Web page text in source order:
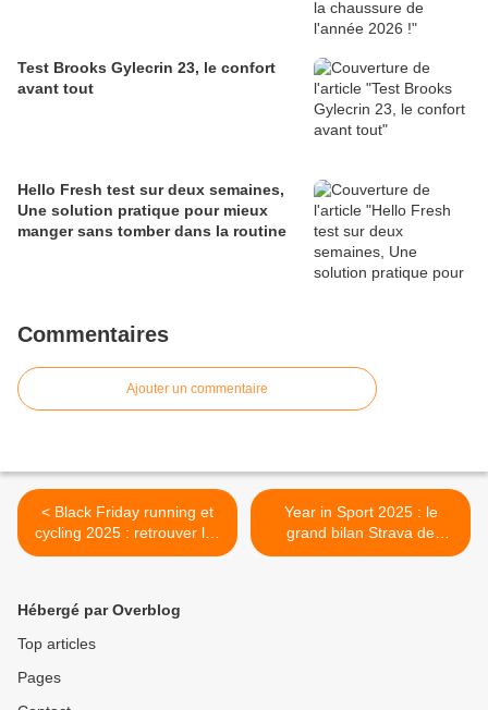
Test Brooks Gylecrin 23, le confort
avant tout
Hello Fresh test sur deux semaines,
Une solution pratique pour mieux
manger sans tomber dans la routine
Commentaires
Ajouter un commentaire
< Black Friday running et
cycling 2025 : retrouver les
bonnes affaires
Year in Sport 2025 : le
grand bilan Strava de
l’année >
Hébergé par Overblog
Top articles
Pages